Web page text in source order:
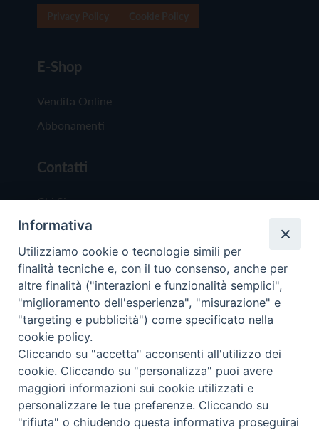
E-Shop
Vendita Online
Abbonamenti
Contatti
Chi Siamo
Redazione
Scrivici
Copyright © 2019 - Tutti i diritti riservati - Vita
Trentina Editrice
Privacy Policy
Torna
Informativa
Utilizziamo cookie o tecnologie simili per
finalità tecniche e, con il tuo consenso, anche per
altre finalità ("interazioni e funzionalità semplici",
"miglioramento dell'esperienza", "misurazione" e
"targeting e pubblicità") come specificato nella
cookie policy.
Cliccando su "accetta" acconsenti all'utilizzo dei
cookie. Cliccando su "personalizza" puoi avere
maggiori informazioni sui cookie utilizzati e
personalizzare le tue preferenze. Cliccando su
"rifiuta" o chiudendo questa informativa proseguirai